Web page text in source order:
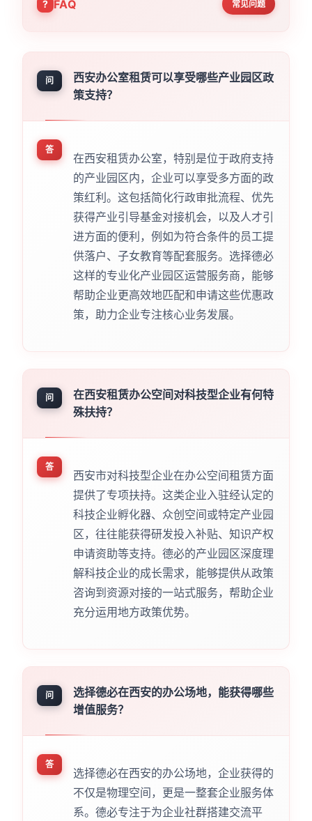
FAQ 常见问题
问
西安办公室租赁可以享受哪些产业园区政
策支持？
答
在西安租赁办公室，特别是位于政府支持
的产业园区内，企业可以享受多方面的政
策红利。这包括简化行政审批流程、优先
获得产业引导基金对接机会，以及人才引
进方面的便利，例如为符合条件的员工提
供落户、子女教育等配套服务。选择德必
这样的专业化产业园区运营服务商，能够
帮助企业更高效地匹配和申请这些优惠政
策，助力企业专注核心业务发展。
问
在西安租赁办公空间对科技型企业有何特
殊扶持？
答
西安市对科技型企业在办公空间租赁方面
提供了专项扶持。这类企业入驻经认定的
科技企业孵化器、众创空间或特定产业园
区，往往能获得研发投入补贴、知识产权
申请资助等支持。德必的产业园区深度理
解科技企业的成长需求，能够提供从政策
咨询到资源对接的一站式服务，帮助企业
充分运用地方政策优势。
问
选择德必在西安的办公场地，能获得哪些
增值服务？
答
选择德必在西安的办公场地，企业获得的
不仅是物理空间，更是一整套企业服务体
系。德必专注于为企业社群搭建交流平